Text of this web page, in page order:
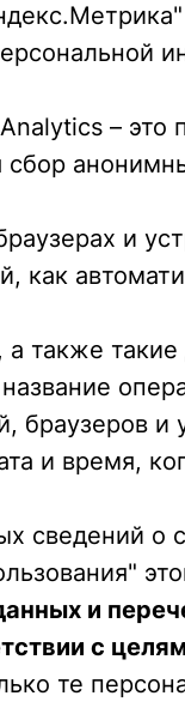
–
и
как
также
и
и время,
сведений
и
с
те